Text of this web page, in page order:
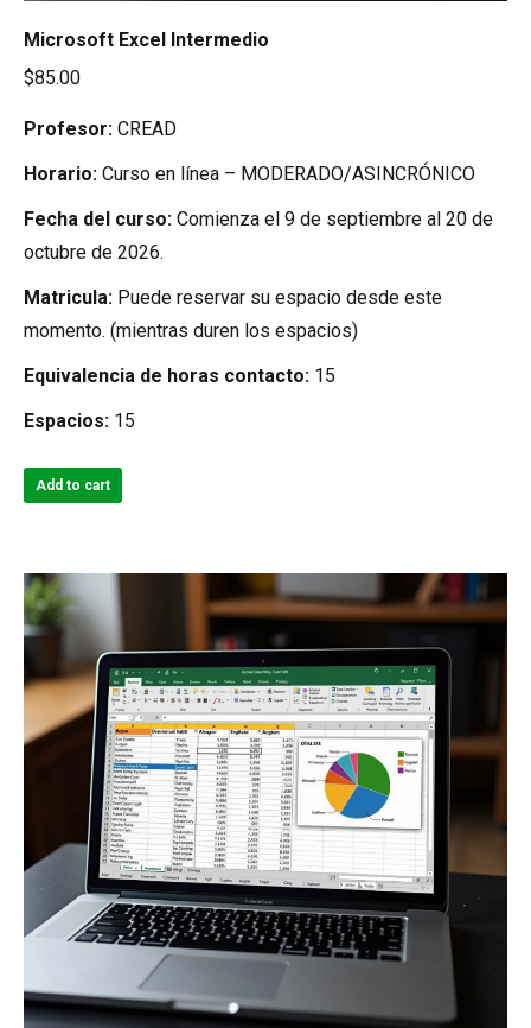
Microsoft Excel Intermedio
$85.00
Profesor: CREAD
Horario: Curso en línea – MODERADO/ASINCRÓNICO
Fecha del curso: Comienza el 9 de septiembre al 20 de
octubre de 2026.
Matricula: Puede reservar su espacio desde este
momento. (mientras duren los espacios)
Equivalencia de horas contacto: 15
Espacios: 15
Add to cart